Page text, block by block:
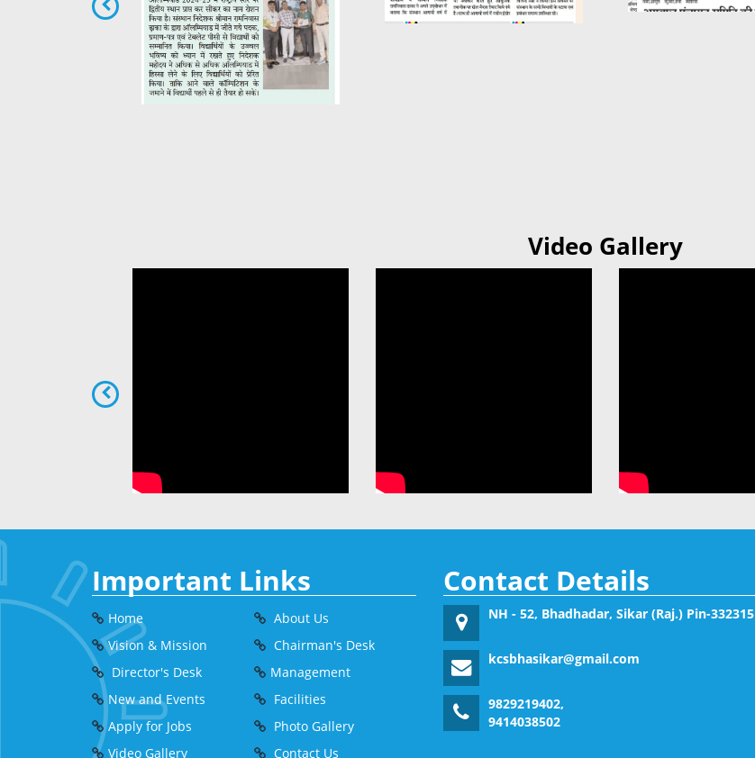
Video Gallery
Important Links
Home
About Us
Vision & Mission
Chairman's Desk
Director's Desk
Management
New and Events
Facilities
Apply for Jobs
Photo Gallery
Video Gallery
Contact Us
Contact Details
NH - 52, Bhadhadar, Sikar (Raj.) Pin-332315
kcsbhasikar@gmail.com
9829219402,
9414038502